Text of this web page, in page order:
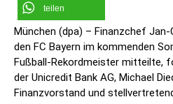
teilen
München (dpa) – Finanzchef
den FC Bayern im kommenden
Fußball-Rekordmeister mitteilte,
der Unicredit Bank AG, Michael
Finanzvorstand und